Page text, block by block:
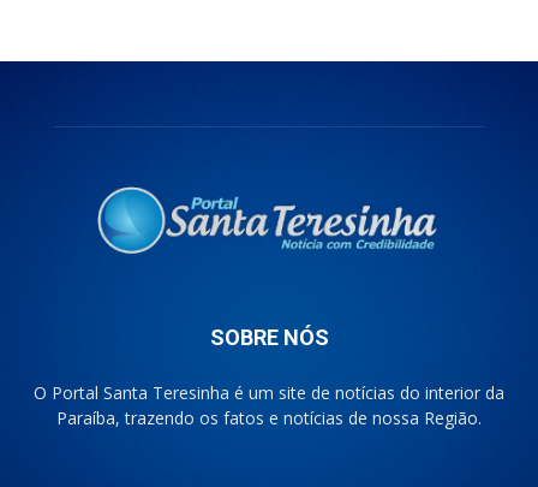
SOBRE NÓS
O Portal Santa Teresinha é um site de notícias do interior da
Paraíba, trazendo os fatos e notícias de nossa Região.